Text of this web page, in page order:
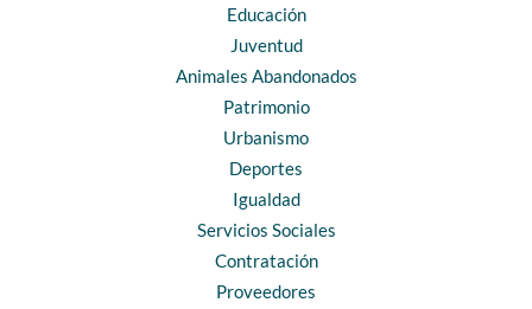
Educación
Juventud
Animales Abandonados
Patrimonio
Urbanismo
Deportes
Igualdad
Servicios Sociales
Contratación
Proveedores